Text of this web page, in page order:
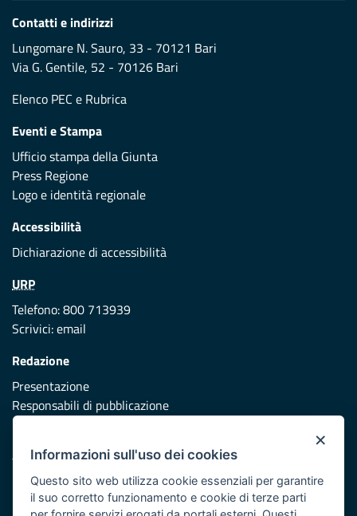
Contatti e indirizzi
Lungomare N. Sauro, 33 - 70121 Bari
Via G. Gentile, 52 - 70126 Bari
Elenco PEC e Rubrica
Eventi e Stampa
Ufficio stampa della Giunta
Press Regione
Logo e identità regionale
Accessibilità
Dichiarazione di accessibilità
URP
Telefono: 800 713939
Scrivici:email
Redazione
Presentazione
Responsabili di pubblicazione
Vai al sito di Protezione Civile Puglia
Iniziativa finanziata con risorse del POR Puglia 2014/2020 -
×
Informazioni sull'uso dei cookies
Questo sito web utilizza cookie essenziali per garantire
il suo corretto funzionamento e cookie di terze parti